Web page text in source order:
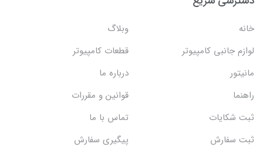
خانه
وبلاگ
لوازم جانبی کامپیوتر
قطعات کامپیوتر
مانیتور
درباره ما
راهنما
قوانین و مقررات
ثبت شکایات
تماس با ما
ثبت سفارش
پیگیری سفارش